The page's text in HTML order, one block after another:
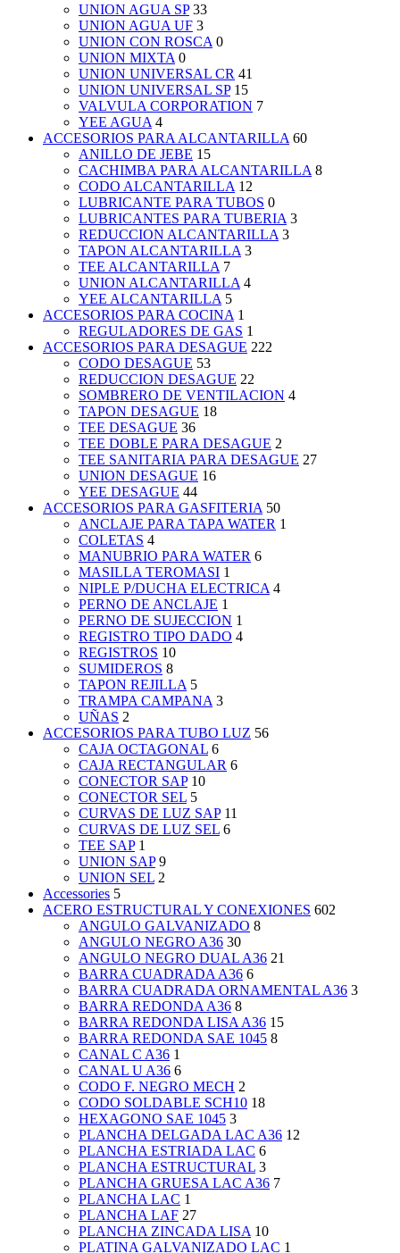
UNION AGUA SP 33
UNION AGUA UF 3
UNION CON ROSCA 0
UNION MIXTA 0
UNION UNIVERSAL CR 41
UNION UNIVERSAL SP 15
VALVULA CORPORATION 7
YEE AGUA 4
ACCESORIOS PARA ALCANTARILLA 60
ANILLO DE JEBE 15
CACHIMBA PARA ALCANTARILLA 8
CODO ALCANTARILLA 12
LUBRICANTE PARA TUBOS 0
LUBRICANTES PARA TUBERIA 3
REDUCCION ALCANTARILLA 3
TAPON ALCANTARILLA 3
TEE ALCANTARILLA 7
UNION ALCANTARILLA 4
YEE ALCANTARILLA 5
ACCESORIOS PARA COCINA 1
REGULADORES DE GAS 1
ACCESORIOS PARA DESAGUE 222
CODO DESAGUE 53
REDUCCION DESAGUE 22
SOMBRERO DE VENTILACION 4
TAPON DESAGUE 18
TEE DESAGUE 36
TEE DOBLE PARA DESAGUE 2
TEE SANITARIA PARA DESAGUE 27
UNION DESAGUE 16
YEE DESAGUE 44
ACCESORIOS PARA GASFITERIA 50
ANCLAJE PARA TAPA WATER 1
COLETAS 4
MANUBRIO PARA WATER 6
MASILLA TEROMASI 1
NIPLE P/DUCHA ELECTRICA 4
PERNO DE ANCLAJE 1
PERNO DE SUJECCION 1
REGISTRO TIPO DADO 4
REGISTROS 10
SUMIDEROS 8
TAPON REJILLA 5
TRAMPA CAMPANA 3
UÑAS 2
ACCESORIOS PARA TUBO LUZ 56
CAJA OCTAGONAL 6
CAJA RECTANGULAR 6
CONECTOR SAP 10
CONECTOR SEL 5
CURVAS DE LUZ SAP 11
CURVAS DE LUZ SEL 6
TEE SAP 1
UNION SAP 9
UNION SEL 2
Accessories 5
ACERO ESTRUCTURAL Y CONEXIONES 602
ANGULO GALVANIZADO 8
ANGULO NEGRO A36 30
ANGULO NEGRO DUAL A36 21
BARRA CUADRADA A36 6
BARRA CUADRADA ORNAMENTAL A36 3
BARRA REDONDA A36 8
BARRA REDONDA LISA A36 15
BARRA REDONDA SAE 1045 8
CANAL C A36 1
CANAL U A36 6
CODO F. NEGRO MECH 2
CODO SOLDABLE SCH10 18
HEXAGONO SAE 1045 3
PLANCHA DELGADA LAC A36 12
PLANCHA ESTRIADA LAC 6
PLANCHA ESTRUCTURAL 3
PLANCHA GRUESA LAC A36 7
PLANCHA LAC 1
PLANCHA LAF 27
PLANCHA ZINCADA LISA 10
PLATINA GALVANIZADO LAC 1